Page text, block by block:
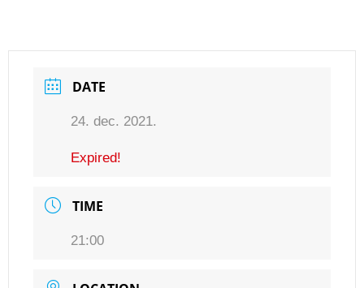
DATE
24. dec. 2021.
Expired!
TIME
21:00